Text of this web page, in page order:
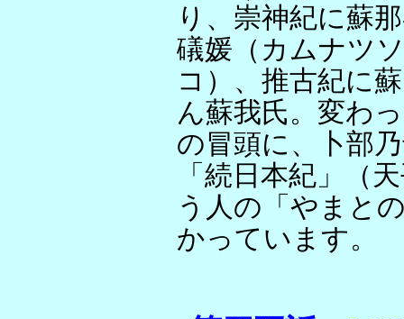
り、崇神紀に蘇
礒媛（カムナツ
コ）、推古紀に
ん蘇我氏。変わ
の冒頭に、卜部
「続日本紀」（
う人の「やまと
かってい